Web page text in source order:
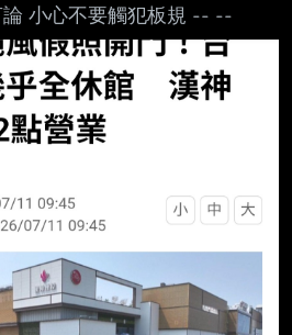
小心不要觸犯板規 -- --